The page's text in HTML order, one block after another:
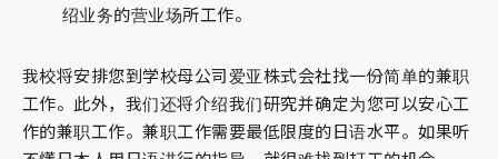
绍业务的营业场所工作。
我校将安排您到学校母公司爱亚株式会社找一份简单的兼职
工作。此外，我们还将介绍我们研究并确定为您可以安心工
作的兼职工作。兼职工作需要最低限度的日语水平。如果听